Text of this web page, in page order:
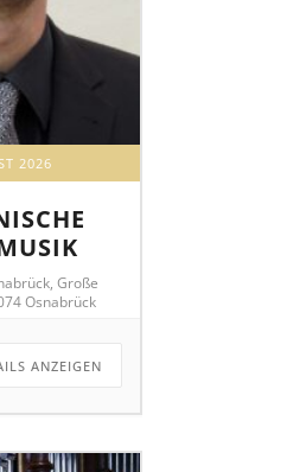
2026
Große
Osnabrück
ANZEIGEN